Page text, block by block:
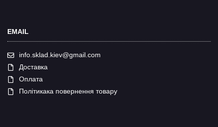
EMAIL
info.sklad.kiev@gmail.com
Доставка
Оплата
Політикака повернення товару